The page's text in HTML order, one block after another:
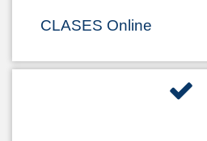
CLASES Online